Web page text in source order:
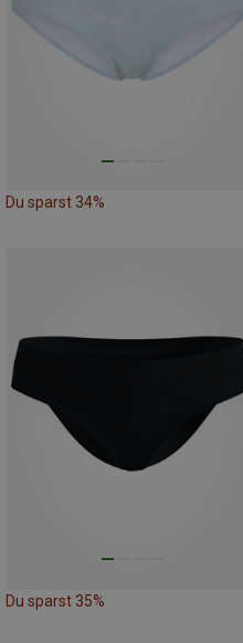
Du sparst 34%
Du sparst 35%